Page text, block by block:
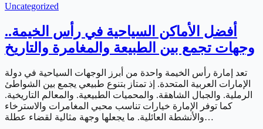
Uncategorized
أفضل الأماكن السياحية في رأس الخيمة..
وجهات تجمع بين الطبيعة والمغامرة والتاريخ
تعد إمارة رأس الخيمة واحدة من أبرز الوجهات السياحية في دولة
الإمارات العربية المتحدة. إذ تمتاز بتنوع طبيعي يجمع بين الشواطئ
الرملية. والجبال الشاهقة. والمحميات الطبيعية. والمعالم التاريخية.
كما توفر الإمارة خيارات تناسب محبي المغامرات والاسترخاء
والأنشطة العائلية. ما يجعلها وجهة مثالية لقضاء عطلة…